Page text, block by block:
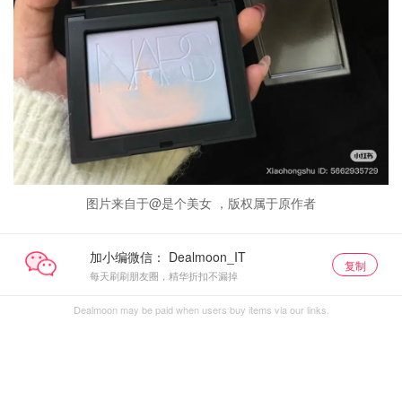
图片来自于@是个美女 ，版权属于原作者
加小编微信：
每天刷刷朋友圈，精华折扣不漏掉
复制
Dealmoon may be paid when users buy items via our links.